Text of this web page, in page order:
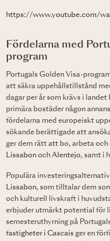
https://www.youtube.com/
Fördelarna med
program
Portugals Golden Visa-
att säkra uppehållstillstånd
dagar per år som krävs i
primära bostäder någon
fördelarna med europeiskt
sökande berättigade att
ger dem rätt att bo, arbeta och
Lissabon och Alentejo, samt i
Populära
Lissabon, som tilltalar dem
och kulturell livskraft i
erbjuder utmärkt potential för
semesteruthyrning på
fastigheter i Cascais ger en